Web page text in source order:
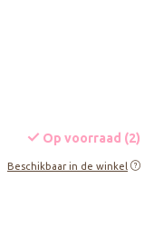
Op voorraad (2)
Beschikbaar in de winkel